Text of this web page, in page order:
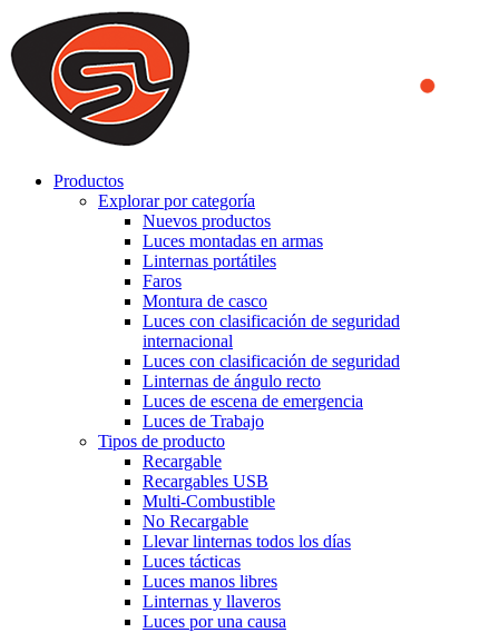
We use cookies to ensure that we provide you the best experience
on our website. By continuing to browse this website, you accept
that cookies are used to help us analyze how the website is used and
to offer you a better experience. To learn more or to find out how
you can disable cookies, you can access our
Productos
Explorar por categoría
Nuevos productos
Luces montadas en armas
Linternas portátiles
Faros
Montura de casco
Luces con clasificación de seguridad
internacional
Luces con clasificación de seguridad
Linternas de ángulo recto
Luces de escena de emergencia
Luces de Trabajo
Tipos de producto
Recargable
Recargables USB
Multi-Combustible
No Recargable
Llevar linternas todos los días
Luces tácticas
Luces manos libres
Linternas y llaveros
Luces por una causa